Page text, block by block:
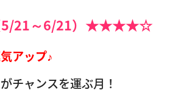
5/21～6/21）★★★★☆
アップ♪
チャンスを運ぶ月！